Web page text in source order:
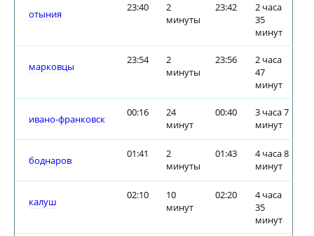
отыния
23:40
2
минуты
23:42
2 часа
35
минут
марковцы
23:54
2
минуты
23:56
2 часа
47
минут
ивано-франковск
00:16
24
минут
00:40
3 часа 7
минут
боднаров
01:41
2
минуты
01:43
4 часа 8
минут
калуш
02:10
10
минут
02:20
4 часа
35
минут